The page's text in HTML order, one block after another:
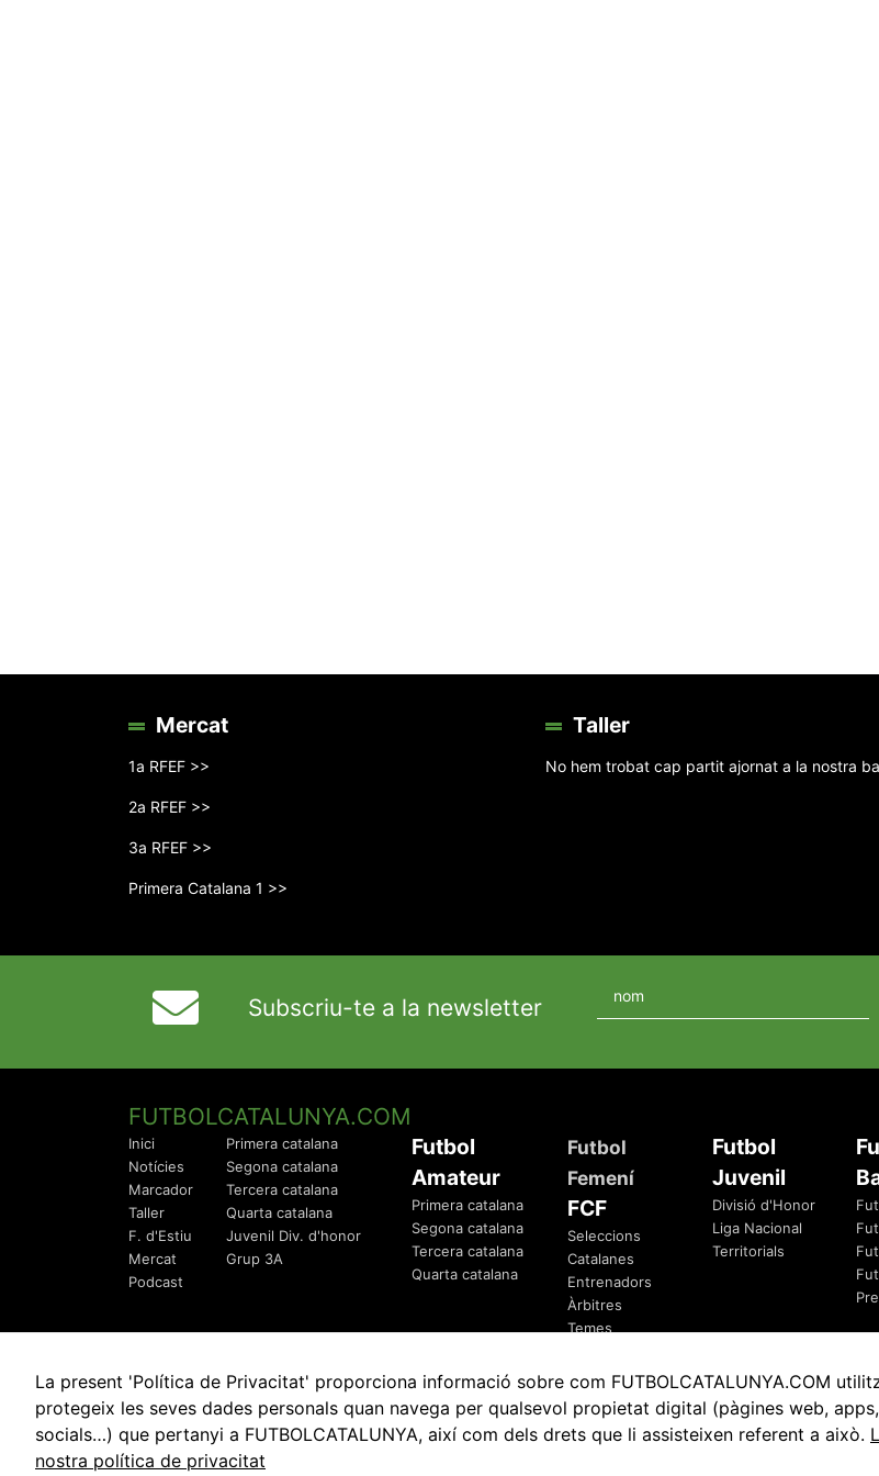
Mercat
1a RFEF >>
2a RFEF >>
3a RFEF >>
Primera Catalana 1 >>
Taller
No hem trobat cap partit ajornat a la nostra
Subscriu-te a la newsletter
FUTBOLCATALUNYA.COM
Inici
Notícies
Marcador
Taller
F. d'Estiu
Mercat
Podcast
Primera catalana
Segona catalana
Tercera catalana
Quarta catalana
Juvenil Div. d'honor
Grup 3A
Futbol
Amateur
Primera catalana
Segona catalana
Tercera catalana
Quarta catalana
Futbol
Femení
FCF
Seleccions
Catalanes
Entrenadors
Àrbitres
Temes
Futbol
Juvenil
Divisió d'Honor
Liga Nacional
Territorials
© 2010 - 2026 FutbolCatalunya.com Avis Legal Política de Privacitat Política
La present 'Política de Privacitat' proporciona informació sobre com FUTBOLCATALUNYA.COM
protegeix les seves dades personals quan navega per qualsevol propietat digital (pàgines web,
socials…) que pertanyi a FUTBOLCATALUNYA, així com dels drets que li assisteixen referent a això.
nostra política de privacitat